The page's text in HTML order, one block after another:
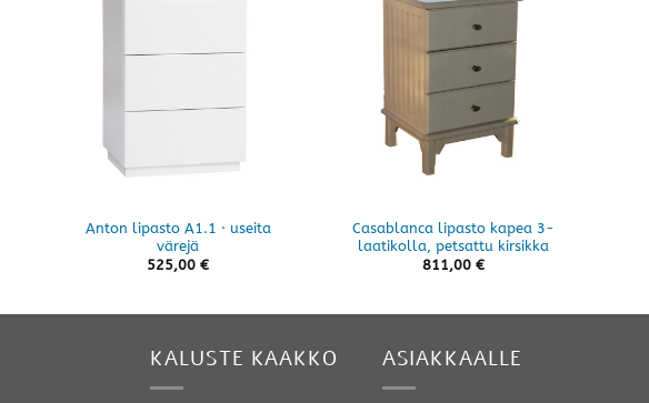
Anton lipasto A1.1 · useita
värejä
525,00 €
Casablanca lipasto kapea 3-
laatikolla, petsattu kirsikka
811,00 €
KALUSTE KAAKKO ASIAKKAALLE